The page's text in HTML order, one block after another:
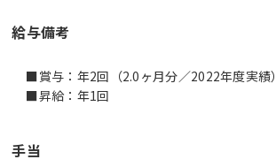
給与備考
■賞与：年2回（2.0ヶ月分／2022年度実績）
■昇給：年1回
手当